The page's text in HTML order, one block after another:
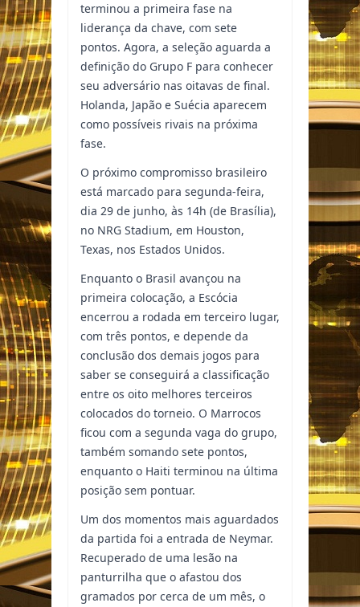
terminou a primeira fase na
liderança da chave, com sete
pontos. Agora, a seleção aguarda a
definição do Grupo F para conhecer
seu adversário nas oitavas de final.
Holanda, Japão e Suécia aparecem
como possíveis rivais na próxima
fase.
O próximo compromisso brasileiro
está marcado para segunda-feira,
dia 29 de junho, às 14h (de Brasília),
no NRG Stadium, em Houston,
Texas, nos Estados Unidos.
Enquanto o Brasil avançou na
primeira colocação, a Escócia
encerrou a rodada em terceiro lugar,
com três pontos, e depende da
conclusão dos demais jogos para
saber se conseguirá a classificação
entre os oito melhores terceiros
colocados do torneio. O Marrocos
ficou com a segunda vaga do grupo,
também somando sete pontos,
enquanto o Haiti terminou na última
posição sem pontuar.
Um dos momentos mais aguardados
da partida foi a entrada de Neymar.
Recuperado de uma lesão na
panturrilha que o afastou dos
gramados por cerca de um mês, o